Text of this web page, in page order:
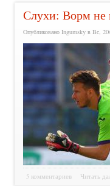
Слухи: Ворм не
Опубликовано Ingumsky в Вс,
5 комментариев Читать